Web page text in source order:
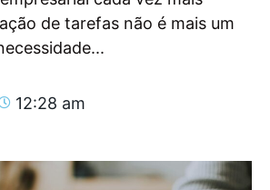
de tarefas não é mais um
12:28 am